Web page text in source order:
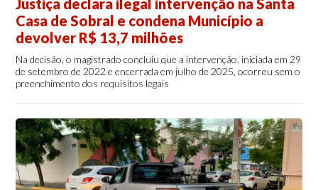
Justiça declara ilegal intervenção na Santa
Casa de Sobral e condena Município a
devolver R$ 13,7 milhões
Na decisão, o magistrado concluiu que a intervenção, iniciada em 29
de setembro de 2022 e encerrada em julho de 2025, ocorreu sem o
preenchimento dos requisitos legais